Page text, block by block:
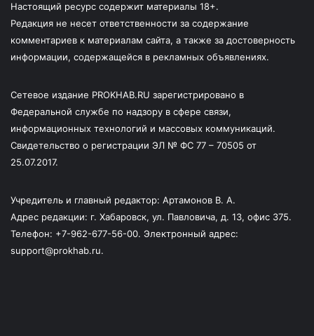
Настоящий ресурс содержит материалы 18+.
Редакция не несет ответственности за содержание
комментариев к материалам сайта, а также за достоверность
информации, содержащейся в рекламных объявлениях.
Сетевое издание PROKHAB.RU зарегистрировано в
Федеральной службе по надзору в сфере связи,
информационных технологий и массовых коммуникаций.
Свидетельство о регистрации ЭЛ № ФС 77 – 70505 от
25.07.2017.
Учредитель и главный редактор: Артамонов В. А.
Адрес редакции: г. Хабаровск, ул. Павловича, д. 13, офис 375.
Телефон: +7-962-677-56-00. Электронный адрес:
support@prokhab.ru.